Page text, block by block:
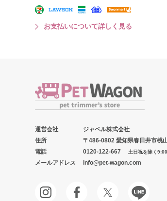
お支払いについて詳しく見る
運営会社
ジャペル株式会社
住所
〒486-0802 愛知県春日井市桃
電話
0120-122-667 土日祝を除く
メールアドレス info@pet-wagon.com